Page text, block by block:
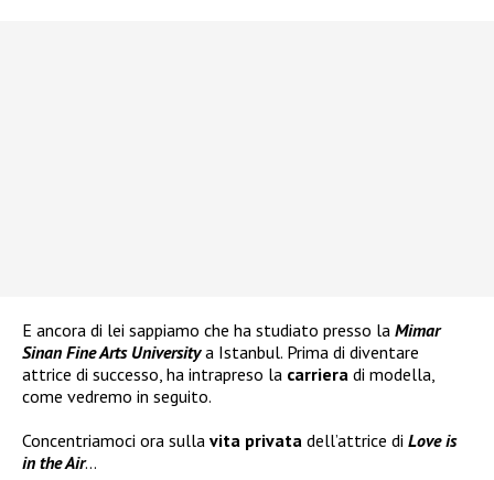
E ancora di lei sappiamo che ha studiato presso la Mimar
Sinan Fine Arts Universitya Istanbul. Prima di diventare
attrice di successo, ha intrapreso la carriera di modella,
come vedremo in seguito.
Concentriamoci ora sulla vita privata dell’attrice di Love is
in the Air…